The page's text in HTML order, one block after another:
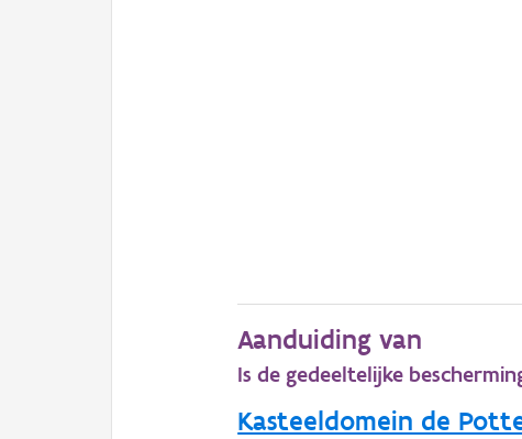
Aanduiding van
Is de gedeeltelijke
Kasteeldomein de